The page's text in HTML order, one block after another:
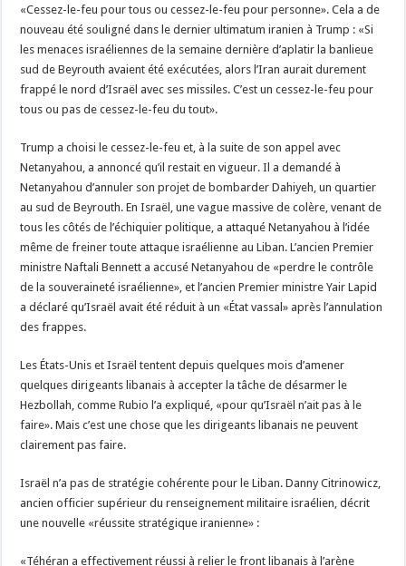
«Cessez-le-feu pour tous ou cessez-le-feu pour personne». Cela a de
nouveau été souligné dans le dernier ultimatum iranien à Trump : «Si
les menaces israéliennes de la semaine dernière d’aplatir la banlieue
sud de Beyrouth avaient été exécutées, alors l’Iran aurait durement
frappé le nord d’Israël avec ses missiles. C’est un cessez-le-feu pour
tous ou pas de cessez-le-feu du tout».
Trump a choisi le cessez-le-feu et, à la suite de son appel avec
Netanyahou, a annoncé qu’il restait en vigueur. Il a demandé à
Netanyahou d’annuler son projet de bombarder Dahiyeh, un quartier
au sud de Beyrouth. En Israël, une vague massive de colère, venant de
tous les côtés de l’échiquier politique, a attaqué Netanyahou à l’idée
même de freiner toute attaque israélienne au Liban. L’ancien Premier
ministre Naftali Bennett a accusé Netanyahou de «perdre le contrôle
de la souveraineté israélienne», et l’ancien Premier ministre Yair Lapid
a déclaré qu’Israël avait été réduit à un «État vassal» après l’annulation
des frappes.
Les États-Unis et Israël tentent depuis quelques mois d’amener
quelques dirigeants libanais à accepter la tâche de désarmer le
Hezbollah, comme Rubio l’a expliqué, «pour qu’Israël n’ait pas à le
faire». Mais c’est une chose que les dirigeants libanais ne peuvent
clairement pas faire.
Israël n’a pas de stratégie cohérente pour le Liban. Danny Citrinowicz,
ancien officier supérieur du renseignement militaire israélien, décrit
une nouvelle «réussite stratégique iranienne» :
«Téhéran a effectivement réussi à relier le front libanais à l’arène